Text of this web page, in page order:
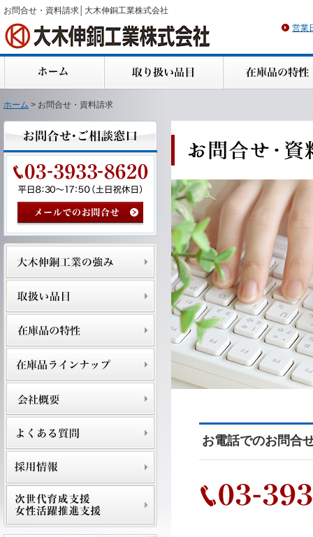
お問合せ・資料請求│大木伸銅工業株式会社
営業
ホーム > お問合せ・資料請求
お電話でのお問合